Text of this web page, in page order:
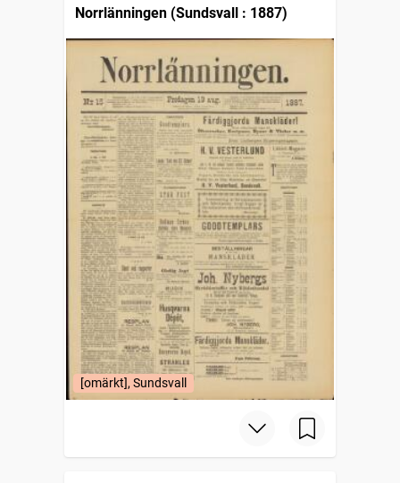
Norrlänningen (Sundsvall : 1887)
[omärkt], Sundsvall